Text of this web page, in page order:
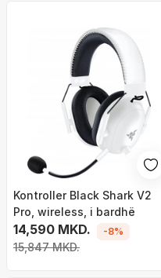
Kontroller Black Shark V2
Pro, wireless, i bardhë
14,590 MKD.
15,847 MKD.
-8%